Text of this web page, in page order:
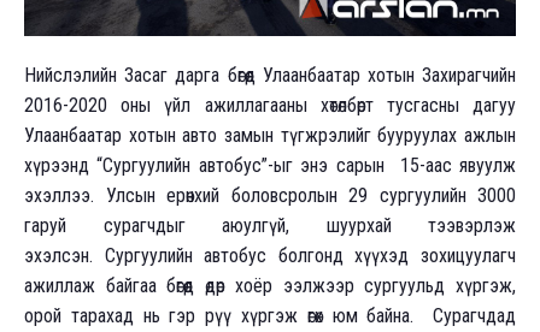
Нийслэлийн Засаг дарга бөгөөд Улаанбаатар хотын Захирагчийн
2016-2020 оны үйл ажиллагааны хөтөлбөрт тусгасны дагуу
Улаанбаатар хотын авто замын түгжрэлийг бууруулах ажлын
хүрээнд “Сургуулийн автобус”-ыг энэ сарын 15-аас явуулж
эхэллээ. Улсын ерөнхий боловсролын 29 сургуулийн 3000
гаруй сурагчдыг аюулгүй, шуурхай тээвэрлэж
эхэлсэн. Сургуулийн автобус болгонд хүүхэд зохицуулагч
ажиллаж байгаа бөгөөд өдөр хоёр ээлжээр сургуульд хүргэж,
орой тарахад нь гэр рүү хүргэж өгөх юм байна. Сурагчдад